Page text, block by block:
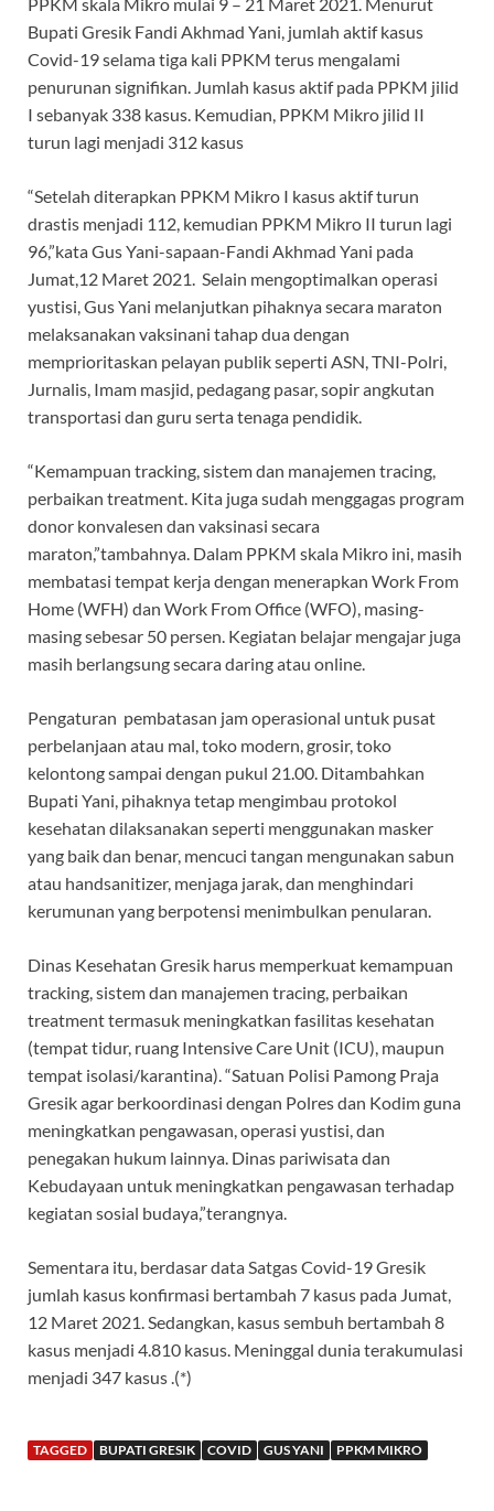
Bupati Gresik Fandi Akhmad Yani, jumlah aktif kasus
Covid-19 selama tiga kali PPKM terus mengalami
penurunan signifikan. Jumlah kasus aktif pada PPKM jilid
I sebanyak 338 kasus. Kemudian, PPKM Mikro jilid II
turun lagi menjadi 312 kasus
“Setelah diterapkan PPKM Mikro I kasus aktif turun
drastis menjadi 112, kemudian PPKM Mikro II turun lagi
96,”kata Gus Yani-sapaan-Fandi Akhmad Yani pada
Jumat,12 Maret 2021. Selain mengoptimalkan operasi
yustisi, Gus Yani melanjutkan pihaknya secara maraton
melaksanakan vaksinani tahap dua dengan
memprioritaskan pelayan publik seperti ASN, TNI-Polri,
Jurnalis, Imam masjid, pedagang pasar, sopir angkutan
transportasi dan guru serta tenaga pendidik.
“Kemampuan tracking, sistem dan manajemen tracing,
perbaikan treatment. Kita juga sudah menggagas program
donor konvalesen dan vaksinasi secara
maraton,”tambahnya. Dalam PPKM skala Mikro ini, masih
membatasi tempat kerja dengan menerapkan Work From
Home (WFH) dan Work From Office (WFO), masing-
masing sebesar 50 persen. Kegiatan belajar mengajar juga
masih berlangsung secara daring atau online.
Pengaturan pembatasan jam operasional untuk pusat
perbelanjaan atau mal, toko modern, grosir, toko
kelontong sampai dengan pukul 21.00. Ditambahkan
Bupati Yani, pihaknya tetap mengimbau protokol
kesehatan dilaksanakan seperti menggunakan masker
yang baik dan benar, mencuci tangan mengunakan sabun
atau handsanitizer, menjaga jarak, dan menghindari
kerumunan yang berpotensi menimbulkan penularan.
Dinas Kesehatan Gresik harus memperkuat kemampuan
tracking, sistem dan manajemen tracing, perbaikan
treatment termasuk meningkatkan fasilitas kesehatan
(tempat tidur, ruang Intensive Care Unit (ICU), maupun
tempat isolasi/karantina). “Satuan Polisi Pamong Praja
Gresik agar berkoordinasi dengan Polres dan Kodim guna
meningkatkan pengawasan, operasi yustisi, dan
penegakan hukum lainnya. Dinas pariwisata dan
Kebudayaan untuk meningkatkan pengawasan terhadap
kegiatan sosial budaya,”terangnya.
Sementara itu, berdasar data Satgas Covid-19 Gresik
jumlah kasus konfirmasi bertambah 7 kasus pada Jumat,
12 Maret 2021. Sedangkan, kasus sembuh bertambah 8
kasus menjadi 4.810 kasus. Meninggal dunia terakumulasi
menjadi 347 kasus .(*)
TAGGED BUPATI GRESIK COVID GUS YANI PPKM MIKRO